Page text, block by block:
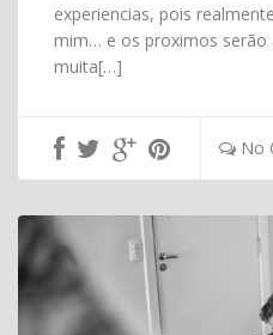
experiencias, pois
mim… e os proximos serão
muita[…]
No